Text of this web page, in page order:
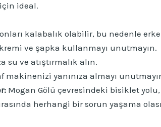
ideal.
kalabalık olabilir, bu nedenle
ve şapka kullanmayı unutmayın.
su ve atıştırmalık alın.
makinenizi yanınıza almayı
Mogan Gölü çevresindeki bisiklet
herhangi bir sorun yaşama